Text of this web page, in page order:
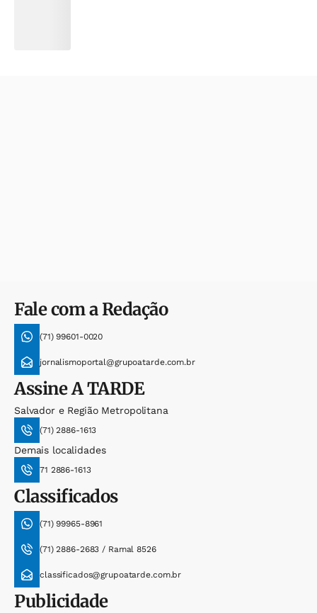
Fale com a Redação
(71) 99601-0020
jornalismoportal@grupoatarde.com.br
AssineA TARDE
Salvador e Região Metropolitana
(71) 2886-1613
Demais localidades
71 2886-1613
Classificados
(71) 99965-8961
(71) 2886-2683 / Ramal 8526
classificados@grupoatarde.com.br
Publicidade